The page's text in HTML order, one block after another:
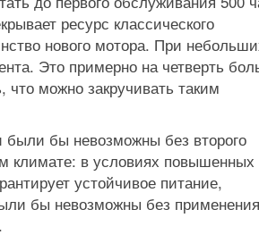
ресурс классического
нового мотора. При
Это примерно на четверть
что можно закручивать таким
бы невозможны без второго
климате: в условиях повышенных
устойчивое питание,
бы невозможны без применения